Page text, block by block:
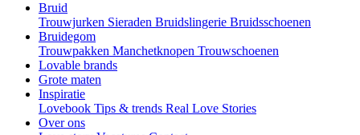
Bruid
Trouwjurken Sieraden Bruidslingerie Bruidsschoenen
Bruidegom
Trouwpakken Manchetknopen Trouwschoenen
Lovable brands
Grote maten
Inspiratie
Lovebook Tips & trends Real Love Stories
Over ons